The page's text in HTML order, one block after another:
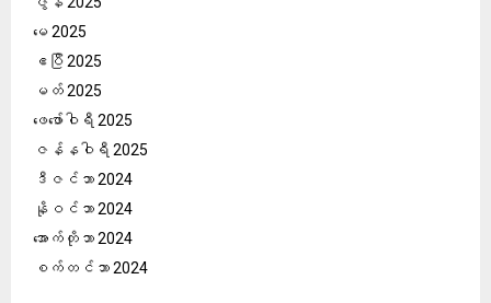
မေ 2025
ဧပြီ 2025
မတ် 2025
ဖေ‌ဖော်ဝါရီ 2025
ဇန်နဝါရီ 2025
ဒီဇင်ဘာ 2024
နိုဝင်ဘာ 2024
အောက်တိုဘာ 2024
စက်တင်ဘာ 2024